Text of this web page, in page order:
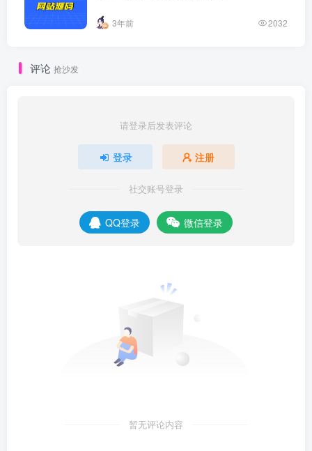
3年前 2032
评论 抢沙发
请登录后发表评论
登录 注册
社交账号登录
QQ登录 微信登录
暂无评论内容